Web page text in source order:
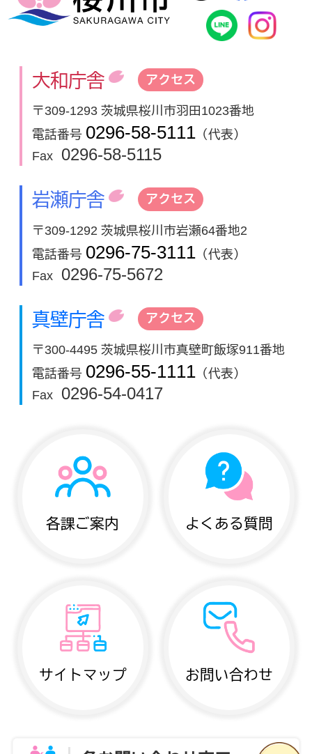
桜川市公
大和庁舎 アクセス
〒309-1293 茨城県桜川市羽田1023番地
電話番号 0296-58-5111 （代表）
Fax
0296-58-5115
岩瀬庁舎 アクセス
〒309-1292 茨城県桜川市岩瀬64番地2
電話番号 0296-75-3111 （代表）
Fax
0296-75-5672
真壁庁舎 アクセス
〒300-4495 茨城県桜川市真壁町飯塚911番地
電話番号 0296-55-1111 （代表）
Fax
0296-54-0417
各課ご案内 よくある質問
サイトマップ お問い合わせ